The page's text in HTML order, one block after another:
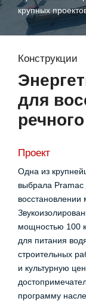
крупных
Конструкции
для
Проект
Одна из
выбрала Pramac
восстановлении
мощностью 100
для питания
строительных
и культурную
программу